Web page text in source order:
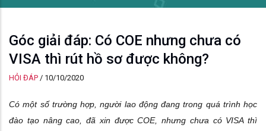
Góc giải đáp: Có COE nhưng chưa có
VISA thì rút hồ sơ được không?
HỎI ĐÁP / 10/10/2020
Có một số trường hợp, người lao động đang trong quá trình học
đào tạo nâng cao, đã xin được COE, nhưng chưa có VISA thì